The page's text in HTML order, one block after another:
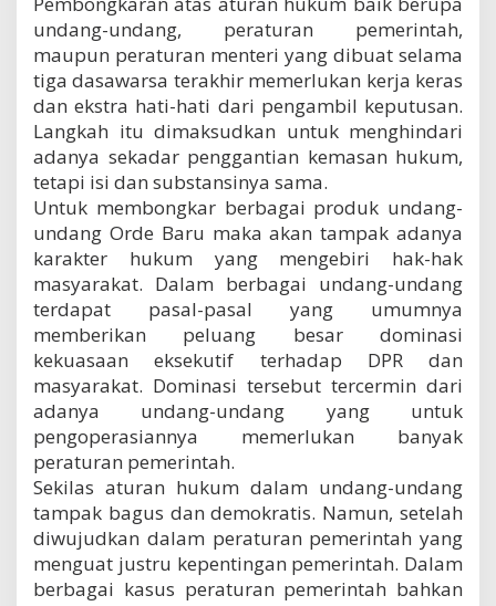
undang-undang, peraturan pemerintah,
maupun peraturan menteri yang dibuat selama
tiga dasawarsa terakhir memerlukan kerja keras
dan ekstra hati-hati dari pengambil keputusan.
Langkah itu dimaksudkan untuk menghindari
adanya sekadar penggantian kemasan hukum,
tetapi isi dan substansinya sama.
Untuk membongkar berbagai produk undang-
undang Orde Baru maka akan tampak adanya
karakter hukum yang mengebiri hak-hak
masyarakat. Dalam berbagai undang-undang
terdapat pasal-pasal yang umumnya
memberikan peluang besar dominasi
kekuasaan eksekutif terhadap DPR dan
masyarakat. Dominasi tersebut tercermin dari
adanya undang-undang yang untuk
pengoperasiannya memerlukan banyak
peraturan pemerintah.
Sekilas aturan hukum dalam undang-undang
tampak bagus dan demokratis. Namun, setelah
diwujudkan dalam peraturan pemerintah yang
menguat justru kepentingan pemerintah. Dalam
berbagai kasus peraturan pemerintah bahkan